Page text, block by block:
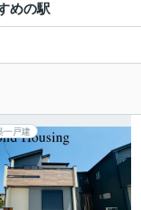
めの駅
一戸建